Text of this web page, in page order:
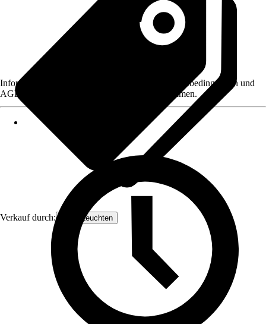
Verkauf durch: Orion Leuchten
Informationen des Verkäufers, wie z. B. Rückgabebedingungen und
AGB, finden Sie bei Klick auf den Verkäufernamen.